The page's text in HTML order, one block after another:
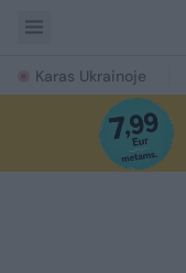
Karas Ukrainoje